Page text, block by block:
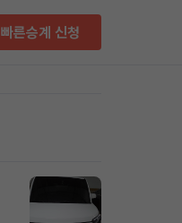
빠른승계 신청